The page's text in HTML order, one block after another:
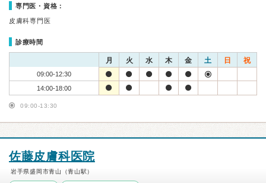
専門医・資格：
皮膚科専門医
診療時間
月 火 水 木 金 土 日 祝
09:00-12:30
14:00-18:00
09:00-13:30
佐藤皮膚科医院
岩手県盛岡市青山（青山駅）